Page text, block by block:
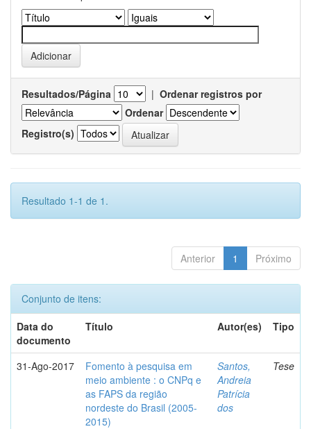
Resultados/Página | Ordenar registros por
Ordenar
Registro(s)
Resultado 1-1 de 1.
Anterior 1 Próximo
Conjunto de itens:
Data do
documento
Título Autor(es) Tipo
31-Ago-2017
Fomento à pesquisa em
meio ambiente : o CNPq e
as FAPS da região
nordeste do Brasil (2005-
2015)
Santos,
Andreia
Patrícia
dos
Tese